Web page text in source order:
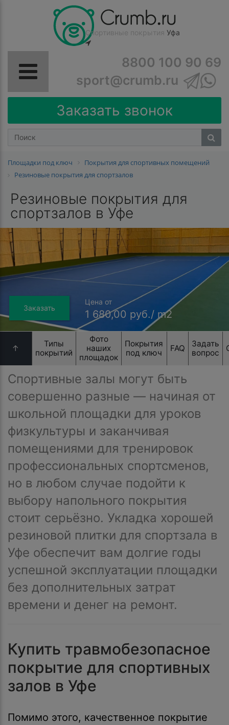
Спортивные покрытия Уфа
8800 100 90 69
sport@crumb.ru
Заказать звонок
Площадки под ключ
Покрытия для спортивных помещений
Резиновые покрытия для спортзалов
Резиновые покрытия для
спортзалов в Уфе
Заказать
Цена от
1 680,00 руб./ m2
↑
Типы
покрытий
Фото
наших
площадок
Покрытия
под ключ
FAQ
Задать
вопрос
Спортивные залы могут быть
совершенно разные — начиная от
школьной площадки для уроков
физкультуры и заканчивая
помещениями для тренировок
профессиональных спортсменов,
но в любом случае подойти к
выбору напольного покрытия
стоит серьёзно. Укладка хорошей
резиновой плитки для спортзала в
Уфе обеспечит вам долгие годы
успешной эксплуатации площадки
без дополнительных затрат
времени и денег на ремонт.
Купить травмобезопасное
покрытие для спортивных
залов в Уфе
Помимо этого, качественное покрытие